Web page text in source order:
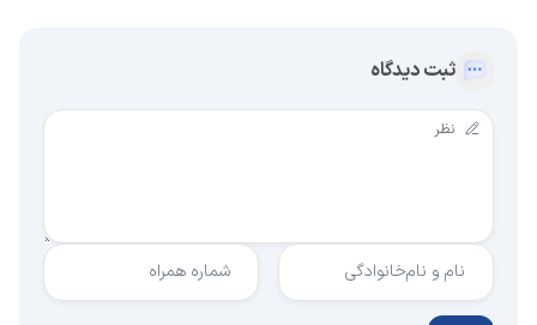
ثبت دیدگاه
نام و نام‌خانوادگی شماره همراه